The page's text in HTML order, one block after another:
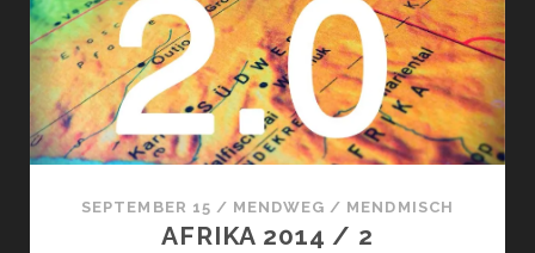
SEPTEMBER 15 / MENDWEG / MENDMISCH
AFRIKA 2014 / 2